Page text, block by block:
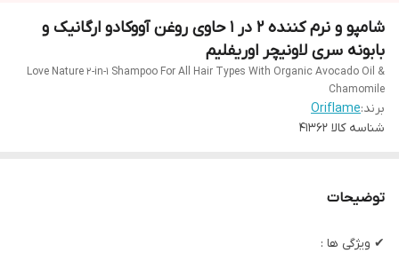
شامپو و نرم کننده 2 در 1 حاوی روغن آووکادو ارگانیک و
بابونه سری لاونیچر اوریفلیم
Love Nature 2-in-1 Shampoo For All Hair Types With Organic Avocado Oil &
Chamomile
برند:Oriflame
شناسه کالا 41362
توضیحات
✔ ویژگی ها :